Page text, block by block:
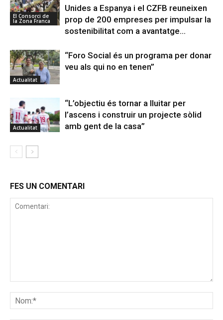
El Consorci de
la Zona Franca
Unides a Espanya i el CZFB reuneixen
prop de 200 empreses per impulsar la
sostenibilitat com a avantatge...
Actualitat
“Foro Social és un programa per donar
veu als qui no en tenen”
Actualitat
“L’objectiu és tornar a lluitar per
l’ascens i construir un projecte sòlid
amb gent de la casa”
FES UN COMENTARI